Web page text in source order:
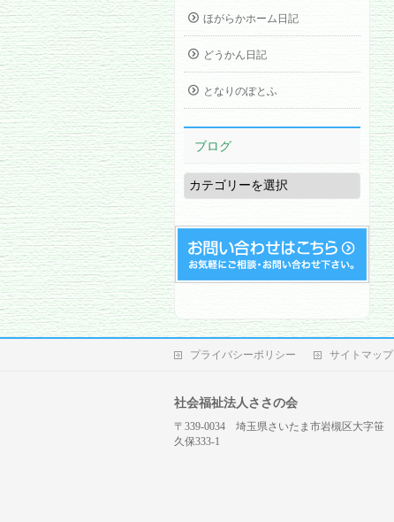
ほがらかホーム日記
どうかん日記
となりのぽとふ
ブログ
ブ
ロ
グ
プライバシーポリシー サイトマップ
社会福祉法人ささの会
〒339-0034 埼玉県さいたま市岩槻区大字笹
久保333-1